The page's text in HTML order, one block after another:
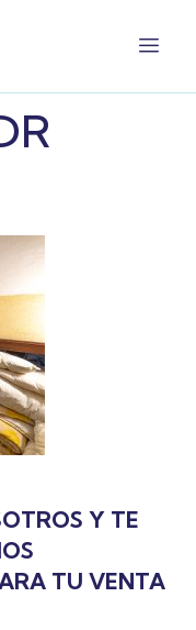
Y TE
TU VENTA